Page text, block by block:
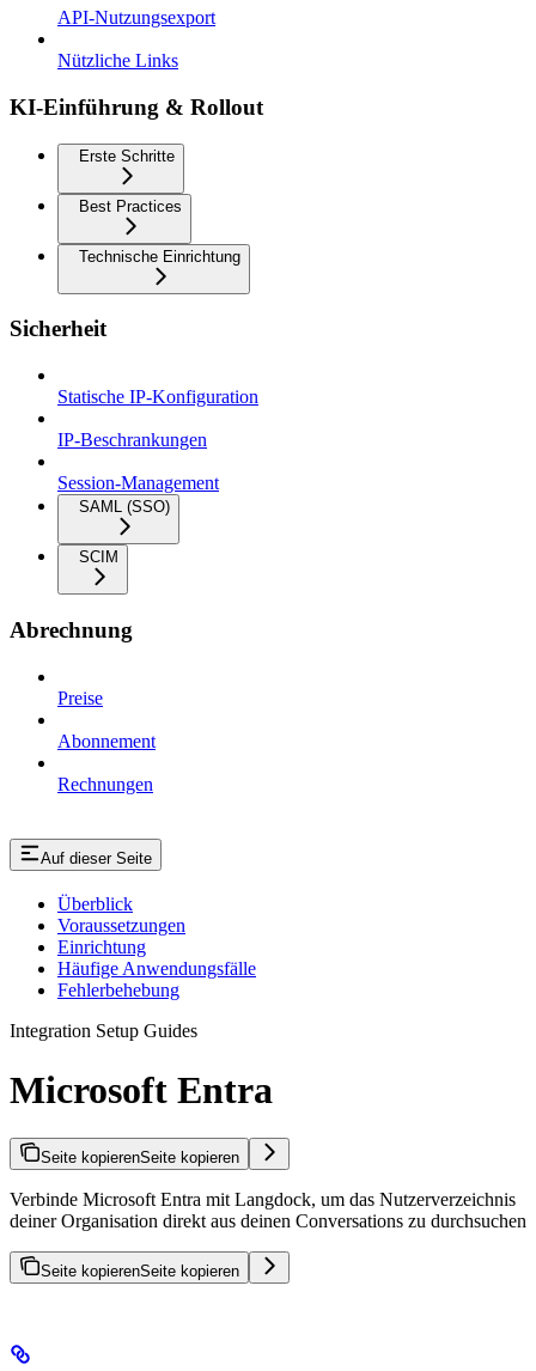
API-Nutzungsexport
Nützliche Links
KI-Einführung & Rollout
Erste Schritte
Best Practices
Technische Einrichtung
Sicherheit
Statische IP-Konfiguration
IP-Beschrankungen
Session-Management
SAML (SSO)
SCIM
Abrechnung
Preise
Abonnement
Rechnungen
Auf dieser Seite
Überblick
Voraussetzungen
Einrichtung
Häufige Anwendungsfälle
Fehlerbehebung
Integration Setup Guides
Microsoft Entra
Seite kopierenSeite kopieren
Verbinde Microsoft Entra mit Langdock, um das Nutzerverzeichnis
deiner Organisation direkt aus deinen Conversations zu durchsuchen
Seite kopierenSeite kopieren